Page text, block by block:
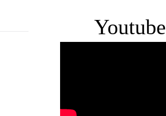
Youtube